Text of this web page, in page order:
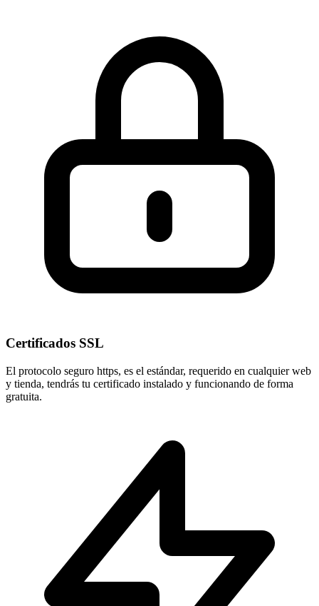
Certificados SSL
El protocolo seguro https, es el estándar, requerido en cualquier web
y tienda, tendrás tu certificado instalado y funcionando de forma
gratuita.